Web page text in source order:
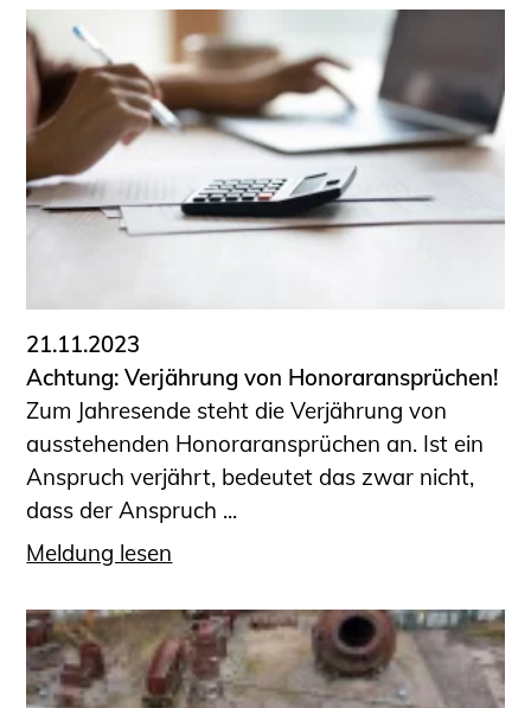
Öffentlich bestellte und vereidigte
Sachverständige
Prüfsachverständige
Qualifizierte Tragwerksplaner/-innen
Bauvorlageberechtigte
Sachkundige für Zustands- und
Funktionsprüfung privater
Ingenieurkammern
Büronachfolge
Zusatzqualifikationen
Geschützter Bereich
Informationen für Auftraggeber und
Verbraucher
Ingenieursuche (Mitglieder der IK-Bau
Fachlisten
Bauherren-ABC
Informationen für Schülerinnen,
21.11.2023
Achtung: Verjährung von Honoraransprüchen!
Zum Jahresende steht die Verjährung von
ausstehenden Honoraransprüchen an. Ist ein
Anspruch verjährt, bedeutet das zwar nicht,
dass der Anspruch ...
Meldung lesen